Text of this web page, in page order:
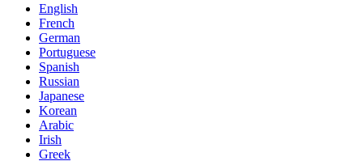
English
French
German
Portuguese
Spanish
Russian
Japanese
Korean
Arabic
Irish
Greek